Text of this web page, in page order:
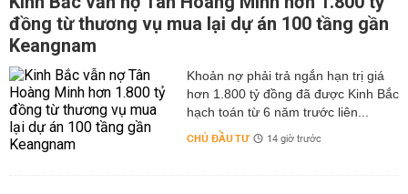
đồng từ thương vụ mua lại dự án 100 tầng gần
Keangnam
hơn 1.800 tỷ đồng đã được Kinh Bắc
hạch toán từ 6 năm trước liên...
CHỦ ĐẦU TƯ 14 giờ trước